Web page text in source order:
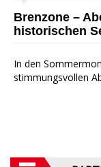
Brenzone –
historischen
In den
stimmungsvollen